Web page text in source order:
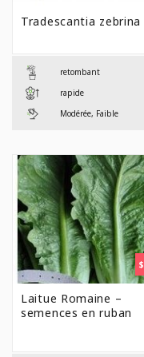
Tradescantia zebrina
retombant
rapide
Modérée, Faible
$
Laitue Romaine –
semences en ruban